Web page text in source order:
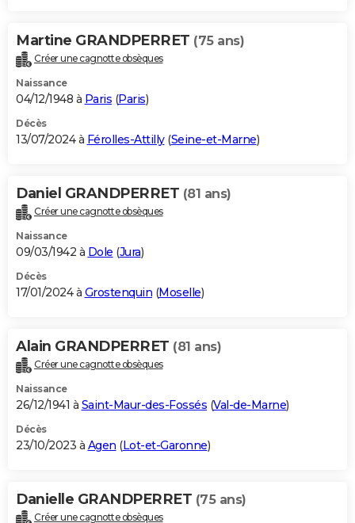
Martine GRANDPERRET (75 ans)
Créer une cagnotte obsèques
Naissance
04/12/1948 à Paris (Paris)
Décès
13/07/2024 à Férolles-Attilly(Seine-et-Marne)
Daniel GRANDPERRET (81 ans)
Créer une cagnotte obsèques
Naissance
09/03/1942 à Dole (Jura)
Décès
17/01/2024 à Grostenquin (Moselle)
Alain GRANDPERRET (81 ans)
Créer une cagnotte obsèques
Naissance
26/12/1941 à Saint-Maur-des-Fossés (Val-de-Marne)
Décès
23/10/2023 à Agen (Lot-et-Garonne)
Danielle GRANDPERRET (75 ans)
Créer une cagnotte obsèques